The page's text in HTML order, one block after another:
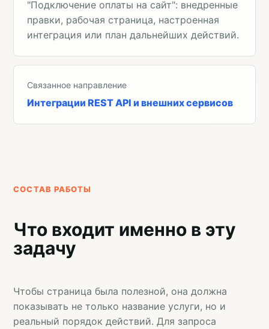
"Подключение оплаты на сайт": внедренные
правки, рабочая страница, настроенная
интеграция или план дальнейших действий.
Связанное направление
Интеграции REST API и внешних сервисов
СОСТАВ РАБОТЫ
Что входит именно в эту
задачу
Чтобы страница была полезной, она должна
показывать не только название услуги, но и
реальный порядок действий. Для запроса